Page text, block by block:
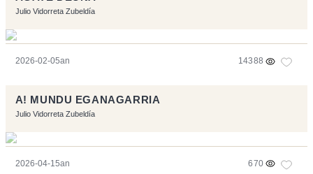
Julio Vidorreta Zubeldía
2026-02-05an 14388
A! MUNDU EGANAGARRIA
Julio Vidorreta Zubeldía
2026-04-15an 670